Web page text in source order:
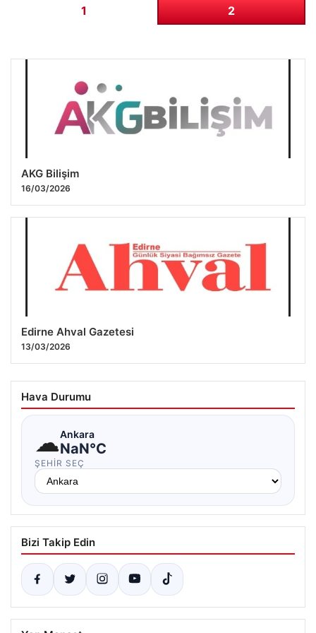
1 2
AKG Bilişim
16/03/2026
Edirne Ahval Gazetesi
13/03/2026
Hava Durumu
☁Ankara
NaN°C
ŞEHIR SEÇ
Bizi Takip Edin